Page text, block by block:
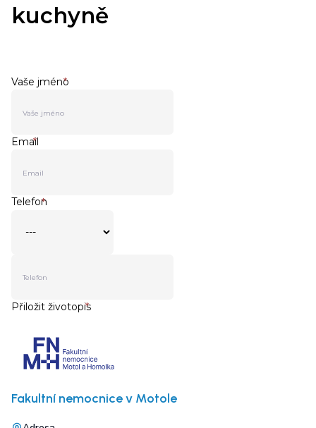
Fakultní nemocnice v Motole